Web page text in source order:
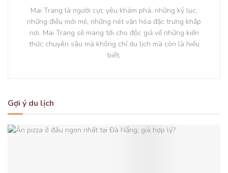
Mai Trang là người cực yêu khám phá, những kỷ lục,
những điều mới mẻ, những nét văn hóa đặc trưng khắp
nơi. Mai Trang sẽ mang tới cho độc giả về những kiến
thức chuyên sâu mà không chỉ du lịch mà còn là hiểu
biết.
Gợi ý du lịch